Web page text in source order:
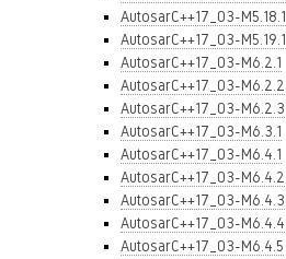
AutosarC++17_03-M5.18.1
AutosarC++17_03-M5.19.1
AutosarC++17_03-M6.2.1
AutosarC++17_03-M6.2.2
AutosarC++17_03-M6.2.3
AutosarC++17_03-M6.3.1
AutosarC++17_03-M6.4.1
AutosarC++17_03-M6.4.2
AutosarC++17_03-M6.4.3
AutosarC++17_03-M6.4.4
AutosarC++17_03-M6.4.5